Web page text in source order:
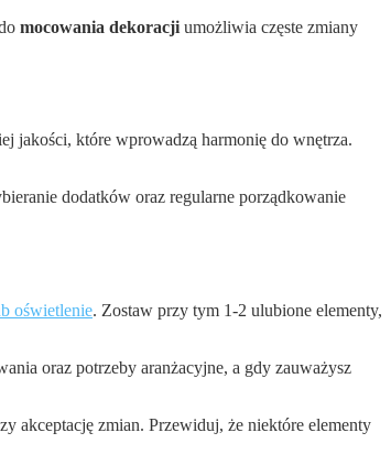
mocowania dekoracji umożliwia częste zmiany
jakości, które wprowadzą harmonię do wnętrza.
dodatków oraz regularne porządkowanie
oświetlenie. Zostaw przy tym 1-2 ulubione elementy,
oraz potrzeby aranżacyjne, a gdy zauważysz
akceptację zmian. Przewiduj, że niektóre elementy